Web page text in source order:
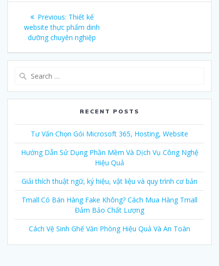
Post
navigation
Previous: Previous
post:
Thiết kế
website thực phẩm dinh
dưỡng chuyên nghiệp
RECENT POSTS
Tư Vấn Chọn Gói Microsoft 365, Hosting, Website
Hướng Dẫn Sử Dụng Phần Mềm Và Dịch Vụ Công Nghệ
Hiệu Quả
Giải thích thuật ngữ, ký hiệu, vật liệu và quy trình cơ bản
Tmall Có Bán Hàng Fake Không? Cách Mua Hàng Tmall
Đảm Bảo Chất Lượng
Cách Vệ Sinh Ghế Văn Phòng Hiệu Quả Và An Toàn